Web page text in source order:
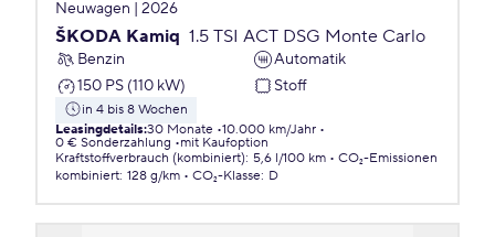
Neuwagen | 2026
ŠKODA Kamiq 1.5 TSI ACT DSG Monte Carlo
Benzin
Automatik
150 PS (110 kW)
Stoff
in 4 bis 8 Wochen
Leasingdetails:30 Monate 10.000 km/Jahr
0 € Sonderzahlung
mit Kaufoption
Kraftstoffverbrauch (kombiniert): 5,6 l/100 km
CO₂-Emissionen
kombiniert: 128 g/km CO₂-Klasse: D